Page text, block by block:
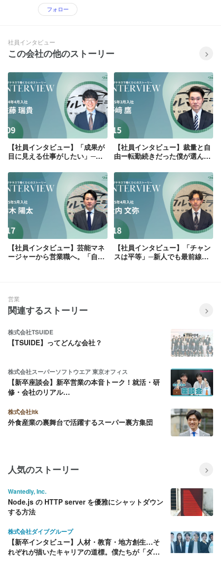
フォロー
社員インタビュー
この会社の他のストーリー
【社員インタビュー】「成果が
目に見える仕事がしたい」─教
がい
【社員インタビュー】裁量と自
由ー転勤続きだった僕が選んだ
【社員インタビュー】芸能マネ
ージャーから営業職へ。「自分
【社員インタビュー】「チャン
スは平等」─新人でも最前線に
営業
関連するストーリー
株式会社TSUIDE
【TSUIDE】ってどんな会社？
株式会社スーパーソフトウエア 東京オフィス
【新卒座談会】新卒営業の本音トーク！就活・研
修・会社のリアル…
株式会社itk
外食産業の裏舞台で活躍するスーパー裏方集団
人気のストーリー
Wantedly, Inc.
Node.js の HTTP server を優雅にシャットダウン
する方法
株式会社ダイブグループ
【新卒インタビュー】人材・教育・地方創生…そ
れぞれが描いたキャリアの道標。僕たちが「ダイ